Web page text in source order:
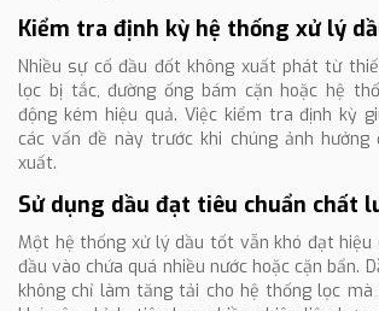
Kiểm tra định kỳ hệ thống xử lý
Nhiều sự cố đầu đốt không xuất phát từ
lọc bị tắc, đường ống bám cặn hoặc hệ
động kém hiệu quả. Việc kiểm tra định kỳ
các vấn đề này trước khi chúng ảnh hưởng
xuất.
Sử dụng dầu đạt tiêu chuẩn chất
Một hệ thống xử lý dầu tốt vẫn khó đạt hiệu
đầu vào chứa quá nhiều nước hoặc cặn bẩn.
không chỉ làm tăng tải cho hệ thống lọc mà